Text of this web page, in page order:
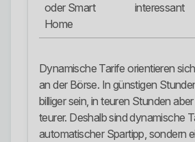
oder Smart
Home
interessant
Dynamische Tarife orientieren
an der Börse. In günstigen
billiger sein, in teuren Stunden
teurer. Deshalb sind dynamische
automatischer Spartipp, sondern